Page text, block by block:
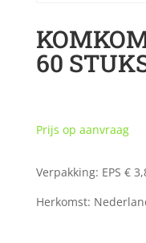
60
Prijs op aanvraag
Verpakking: EPS €
Herkomst: